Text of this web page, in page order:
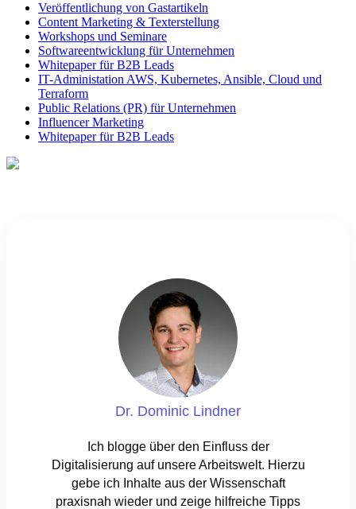
Veröffentlichung von Gastartikeln
Content Marketing & Texterstellung
Workshops und Seminare
Softwareentwicklung für Unternehmen
Whitepaper für B2B Leads
IT-Administation AWS, Kubernetes, Ansible, Cloud und
Terraform
Public Relations (PR) für Unternehmen
Influencer Marketing
Whitepaper für B2B Leads
Dr. Dominic Lindner
Ich blogge über den Einfluss der
Digitalisierung auf unsere Arbeitswelt. Hierzu
gebe ich Inhalte aus der Wissenschaft
praxisnah wieder und zeige hilfreiche Tipps